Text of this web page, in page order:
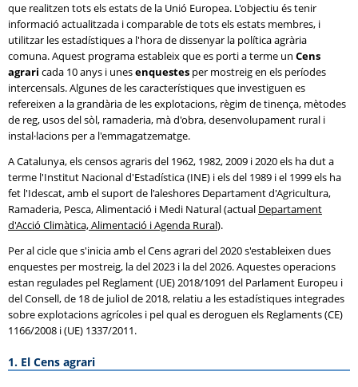
que realitzen tots els estats de la Unió Europea. L'objectiu és tenir
informació actualitzada i comparable de tots els estats membres, i
utilitzar les estadístiques a l'hora de dissenyar la política agrària
comuna. Aquest programa estableix que es porti a terme un Cens
agrari cada 10 anys i unesenquestes per mostreig en els períodes
intercensals. Algunes de les característiques que investiguen es
refereixen a la grandària de les explotacions, règim de tinença, mètodes
de reg, usos del sòl, ramaderia, mà d'obra, desenvolupament rural i
instal·lacions per a l'emmagatzematge.
A Catalunya, els censos agraris del 1962, 1982, 2009 i 2020 els ha dut a
terme l'Institut Nacional d'Estadística (INE) i els del 1989 i el 1999 els ha
fet l'Idescat, amb el suport de l'aleshores Departament d'Agricultura,
Ramaderia, Pesca, Alimentació i Medi Natural (actual Departament
d'Acció Climàtica, Alimentació i Agenda Rural).
Per al cicle que s'inicia amb el Cens agrari del 2020 s'estableixen dues
enquestes per mostreig, la del 2023 i la del 2026. Aquestes operacions
estan regulades pel Reglament (UE) 2018/1091 del Parlament Europeu i
del Consell, de 18 de juliol de 2018, relatiu a les estadístiques integrades
sobre explotacions agrícoles i pel qual es deroguen els Reglaments (CE)
1166/2008 i (UE) 1337/2011.
1. El Cens agrari